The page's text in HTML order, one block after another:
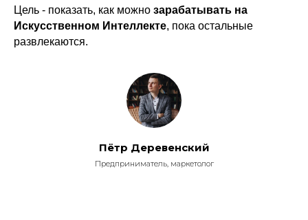
Цель - показать, как можно зарабатывать на
Искусственном Интеллекте, пока остальные
развлекаются.
Пётр Деревенский
Предприниматель, маркетолог